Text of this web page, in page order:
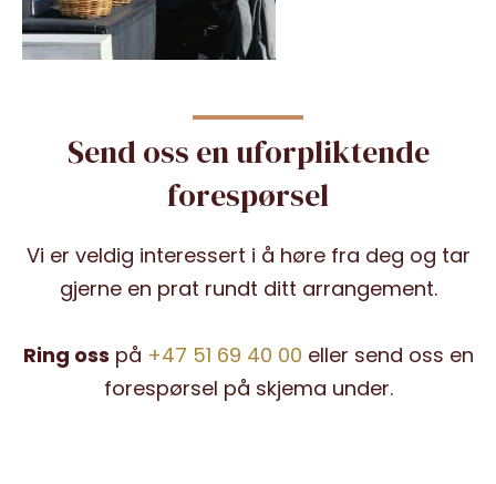
Send oss en uforpliktende
forespørsel
Vi er veldig interessert i å høre fra deg og tar
gjerne en prat rundt ditt arrangement.
Ring oss på +47 51 69 40 00 eller send oss en
forespørsel på skjema under.